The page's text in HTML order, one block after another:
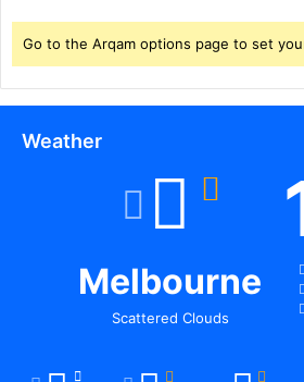
Go to the Arqam options page to set
Weather
Melbourne
Scattered Clouds